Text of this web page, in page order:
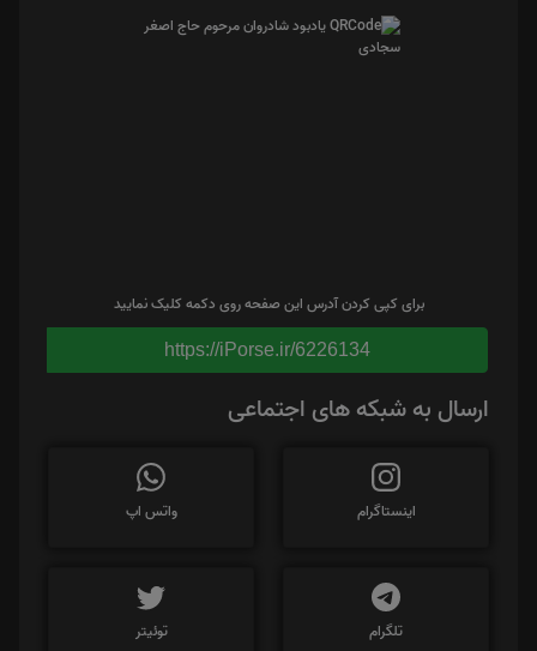
برای کپی کردن آدرس این صفحه روی دکمه کلیک نمایید
https://iPorse.ir/6226134
ارسال به شبکه های اجتماعی
اینستاگرام واتس اپ
تلگرام توئیتر